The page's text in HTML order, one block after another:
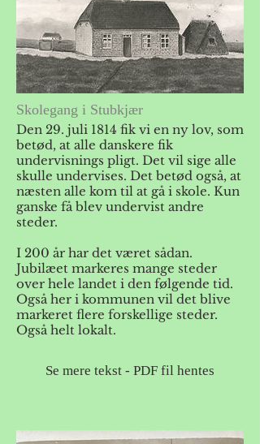
Skolegang i Stubkjær
Den 29. juli 1814 fik vi en ny lov, som
betød, at alle danskere fik
undervisnings pligt. Det vil sige alle
skulle undervises. Det betød også, at
næsten alle kom til at gå i skole. Kun
ganske få blev undervist andre
steder.
I 200 år har det været sådan.
Jubilæet markeres mange steder
over hele landet i den følgende tid.
Også her i kommunen vil det blive
markeret flere forskellige steder.
Også helt lokalt.
Se mere tekst - PDF fil hentes